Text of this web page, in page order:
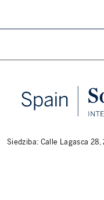
Siedziba: Calle Lagasca